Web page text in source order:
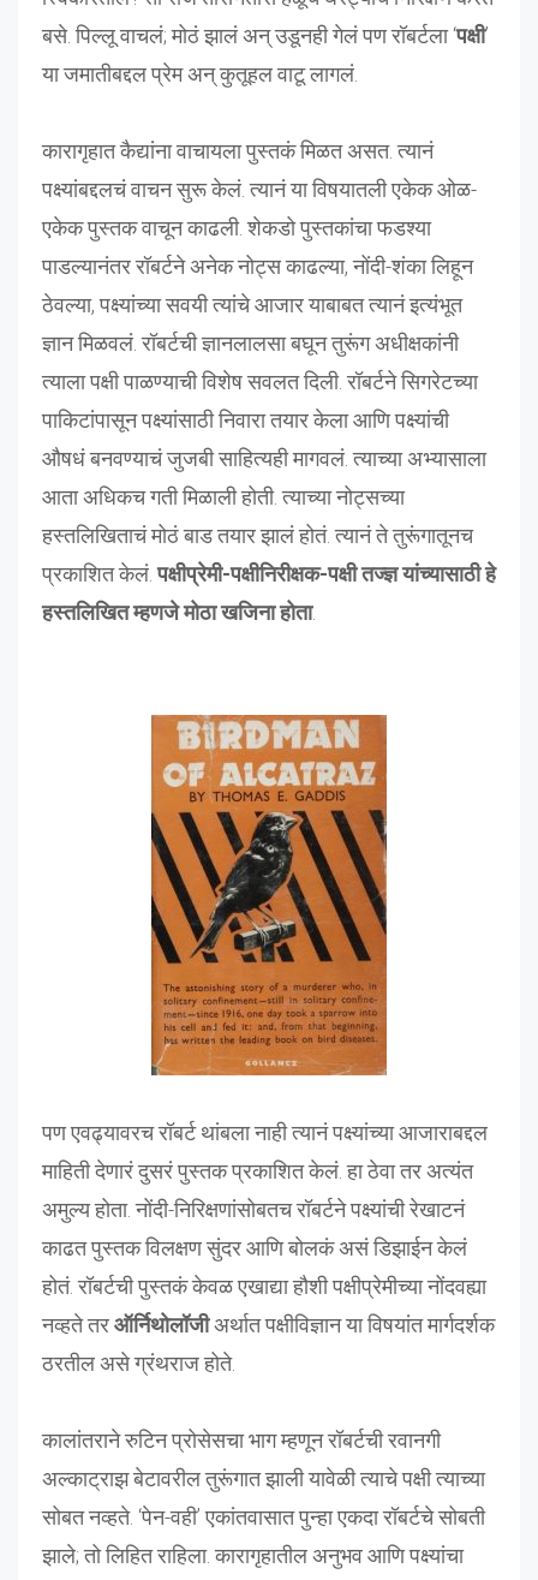
बसे. पिल्लू वाचलं; मोठं झालं अन् उडूनही गेलं पण रॉबर्टला ‘पक्षी’
या जमातीबद्दल प्रेम अन् कुतूहल वाटू लागलं.
कारागृहात कैद्यांना वाचायला पुस्तकं मिळत असत. त्यानं
पक्ष्यांबद्दलचं वाचन सुरू केलं. त्यानं या विषयातली एकेक ओळ-
एकेक पुस्तक वाचून काढली. शेकडो पुस्तकांचा फडश्या
पाडल्यानंतर रॉबर्टने अनेक नोट्स काढल्या, नोंदी-शंका लिहून
ठेवल्या, पक्ष्यांच्या सवयी त्यांचे आजार याबाबत त्यानं इत्यंभूत
ज्ञान मिळवलं. रॉबर्टची ज्ञानलालसा बघून तुरूंग अधीक्षकांनी
त्याला पक्षी पाळण्याची विशेष सवलत दिली. रॉबर्टने सिगरेटच्या
पाकिटांपासून पक्ष्यांसाठी निवारा तयार केला आणि पक्ष्यांची
औषधं बनवण्याचं जुजबी साहित्यही मागवलं. त्याच्या अभ्यासाला
आता अधिकच गती मिळाली होती. त्याच्या नोट्सच्या
हस्तलिखिताचं मोठं बाड तयार झालं होतं. त्यानं ते तुरूंगातूनच
प्रकाशित केलं.पक्षीप्रेमी-पक्षीनिरीक्षक-पक्षी तज्ज्ञ यांच्यासाठी हे
हस्तलिखित म्हणजे मोठा खजिना होता.
पण एवढ्यावरच रॉबर्ट थांबला नाही त्यानं पक्ष्यांच्या आजाराबद्दल
माहिती देणारं दुसरं पुस्तक प्रकाशित केलं. हा ठेवा तर अत्यंत
अमुल्य होता. नोंदी-निरिक्षणांसोबतच रॉबर्टने पक्ष्यांची रेखाटनं
काढत पुस्तक विलक्षण सुंदर आणि बोलकं असं डिझाईन केलं
होतं. रॉबर्टची पुस्तकं केवळ एखाद्या हौशी पक्षीप्रेमीच्या नोंदवह्या
नव्हते तरऑर्निथोलॉजीअर्थात पक्षीविज्ञान या विषयांत मार्गदर्शक
ठरतील असे ग्रंथराज होते.
कालांतराने रुटिन प्रोसेसचा भाग म्हणून रॉबर्टची रवानगी
अल्काट्राझ बेटावरील तुरूंगात झाली यावेळी त्याचे पक्षी त्याच्या
सोबत नव्हते. ‘पेन-वही’ एकांतवासात पुन्हा एकदा रॉबर्टचे सोबती
झाले; तो लिहित राहिला. कारागृहातील अनुभव आणि पक्ष्यांचा